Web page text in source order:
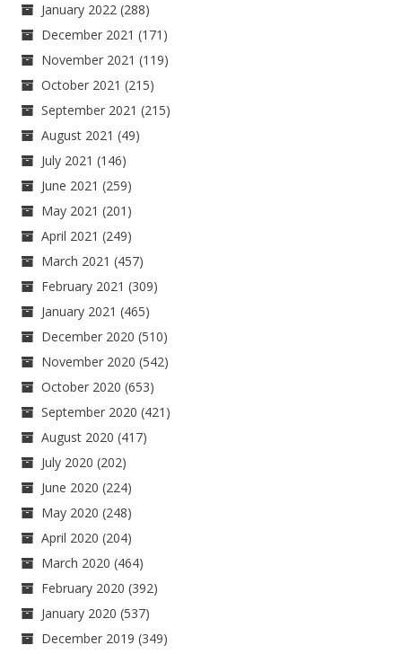
January 2022 (288)
December 2021 (171)
November 2021 (119)
October 2021 (215)
September 2021 (215)
August 2021 (49)
July 2021 (146)
June 2021 (259)
May 2021 (201)
April 2021 (249)
March 2021 (457)
February 2021 (309)
January 2021 (465)
December 2020 (510)
November 2020 (542)
October 2020 (653)
September 2020 (421)
August 2020 (417)
July 2020 (202)
June 2020 (224)
May 2020 (248)
April 2020 (204)
March 2020 (464)
February 2020 (392)
January 2020 (537)
December 2019 (349)